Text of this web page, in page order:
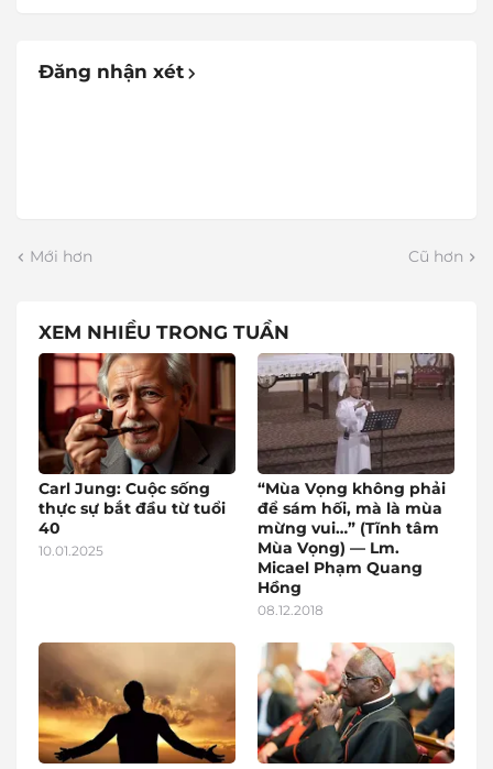
Đăng nhận xét
Mới hơn Cũ hơn
XEM NHIỀU TRONG TUẦN
Carl Jung: Cuộc sống
thực sự bắt đầu từ tuổi
40
10.01.2025
“Mùa Vọng không phải
để sám hối, mà là mùa
mừng vui…” (Tĩnh tâm
Mùa Vọng) — Lm.
Micael Phạm Quang
Hồng
08.12.2018